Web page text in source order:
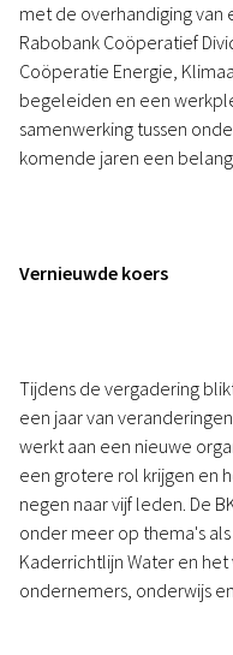
met de overhandiging van
Rabobank Coöperatief
Coöperatie Energie,
begeleiden en een
samenwerking tussen
komende jaren een
Vernieuwde koers
Tijdens de vergadering
een jaar van
werkt aan een nieuwe
een grotere rol krijgen en
negen naar vijf leden. De
onder meer op thema's
Kaderrichtlijn Water en
ondernemers, onderwijs